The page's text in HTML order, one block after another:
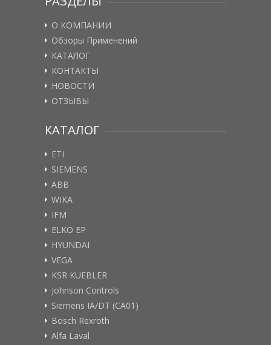
О КОМПАНИИ
Обзоры Применений
КАТАЛОГ
КОНТАКТЫ
НОВОСТИ
ОТЗЫВЫ
КАТАЛОГ
ETI
SIEMENS
ABB
WIKA
IFM
ELKO EP
HYUNDAI
VEGA
KSR KUEBLER
Johnson Controls
Siemens IA/DT (CA01)
Bosch Rexroth
Alfa Laval